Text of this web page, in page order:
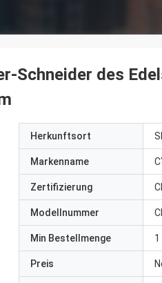
Schneider des
Herkunftsort
Markenname
Zertifizierung
Modellnummer
Min Bestellmenge 1
Preis